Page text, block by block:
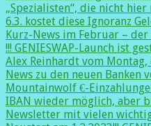
„Spezialisten“, die nicht
6.3. kostet diese Ignoranz
Kurz-News im Februar –
!!! GENIESWAP-Launch ist
Alex Reinhardt vom Montag,
News zu den neuen Banken
Mountainwolf €-
IBAN wieder möglich, aber
Newsletter mit vielen